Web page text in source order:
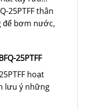
25PTFF thân
để bơm nước,
25PTFF
hoạt
lưu ý những